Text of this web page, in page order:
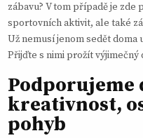
zábavu? V tom případě je
sportovních aktivit, ale také
Už nemusí jenom sedět
Přijďte s nimi prožít
Podporujeme
kreativnost,
pohyb